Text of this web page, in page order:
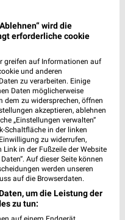
1
|
| Geöffnet
wird die
erforderliche cookie
greifen auf Informationen auf
und anderen
zu verarbeiten. Einige
Daten möglicherweise
dem zu widersprechen, öffnen
akzeptieren, ablehnen
„Einstellungen verwalten“
Schaltfläche in der linken
zu widerrufen,
in der Fußzeile der Website
Auf dieser Seite können
werden unseren
auf die Browserdaten.
um die Leistung der
zu tun: